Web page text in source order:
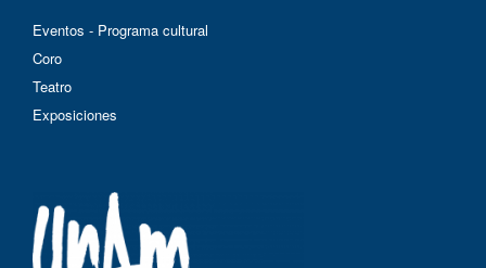
Eventos - Programa cultural
Coro
Teatro
Exposiciones